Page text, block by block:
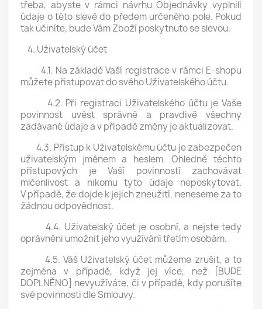
třeba, abyste v rámci návrhu Objednávky vyplnili
údaje o této slevě do předem určeného pole. Pokud
tak učiníte, bude Vám Zboží poskytnuto se slevou.
4. Uživatelský účet
4.1. Na základě Vaší registrace v rámci E-shopu
můžete přistupovat do svého Uživatelského účtu.
4.2. Při registraci Uživatelského účtu je Vaše
povinnost uvést správně a pravdivě všechny
zadávané údaje a v případě změny je aktualizovat.
4.3. Přístup k Uživatelskému účtu je zabezpečen
uživatelským jménem a heslem. Ohledně těchto
přístupových je Vaší povinností zachovávat
mlčenlivost a nikomu tyto údaje neposkytovat.
V případě, že dojde k jejich zneužití, neneseme za to
žádnou odpovědnost.
4.4. Uživatelský účet je osobní, a nejste tedy
oprávněni umožnit jeho využívání třetím osobám.
4.5. Váš Uživatelský účet můžeme zrušit, a to
zejména v případě, když jej více, než [BUDE
DOPLNĚNO] nevyužíváte, či v případě, kdy porušíte
své povinnosti dle Smlouvy.